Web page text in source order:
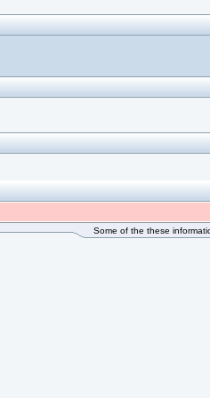
Some of the these